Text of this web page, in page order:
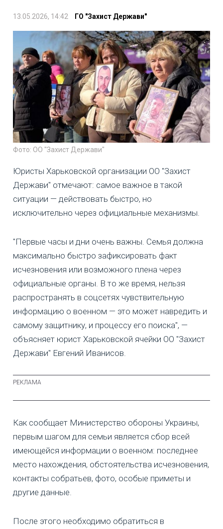
13.05.2026, 14:42 ГО "Захист Держави"
Фото: ОО "Захист Держави"
Юристы Харьковской организации ОО "Захист
Держави" отмечают: самое важное в такой
ситуации — действовать быстро, но
исключительно через официальные механизмы.
"Первые часы и дни очень важны. Семья должна
максимально быстро зафиксировать факт
исчезновения или возможного плена через
официальные органы. В то же время, нельзя
распространять в соцсетях чувствительную
информацию о военном — это может навредить и
самому защитнику, и процессу его поиска", —
объясняет юрист Харьковской ячейки ОО "Захист
Держави" Евгений Иванисов.
Как сообщает Министерство обороны Украины,
первым шагом для семьи является сбор всей
имеющейся информации о военном: последнее
место нахождения, обстоятельства исчезновения,
контакты собратьев, фото, особые приметы и
другие данные.
После этого необходимо обратиться в